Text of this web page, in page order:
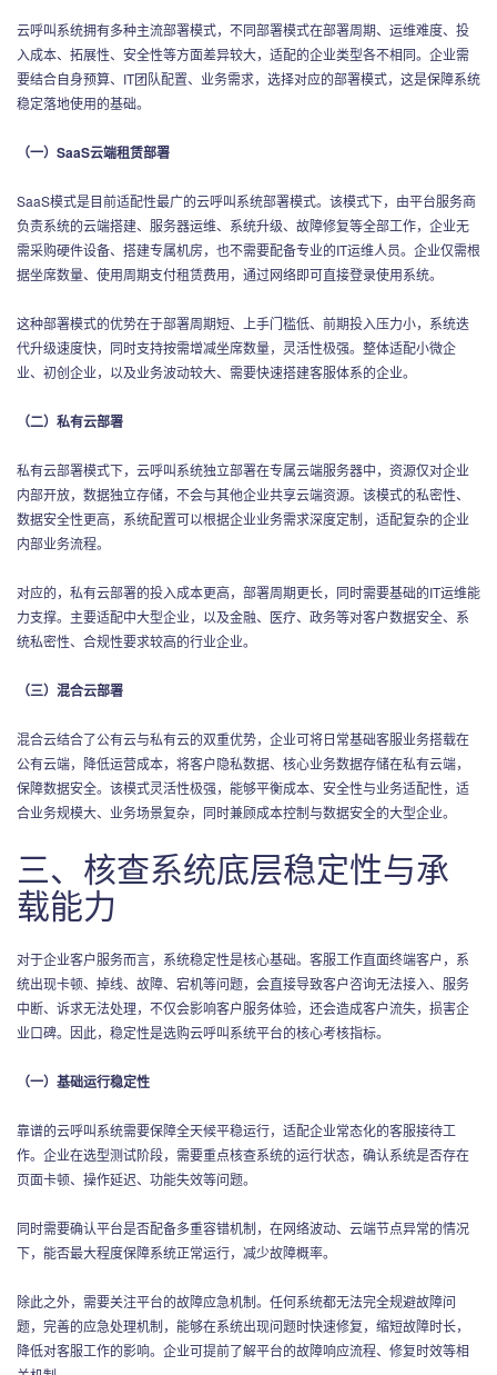
云呼叫系统拥有多种主流部署模式，不同部署模式在部署周期、运维难度、投
入成本、拓展性、安全性等方面差异较大，适配的企业类型各不相同。企业需
要结合自身预算、IT团队配置、业务需求，选择对应的部署模式，这是保障系统
稳定落地使用的基础。
（一）SaaS云端租赁部署
SaaS模式是目前适配性最广的云呼叫系统部署模式。该模式下，由平台服务商
负责系统的云端搭建、服务器运维、系统升级、故障修复等全部工作，企业无
需采购硬件设备、搭建专属机房，也不需要配备专业的IT运维人员。企业仅需根
据坐席数量、使用周期支付租赁费用，通过网络即可直接登录使用系统。
这种部署模式的优势在于部署周期短、上手门槛低、前期投入压力小，系统迭
代升级速度快，同时支持按需增减坐席数量，灵活性极强。整体适配小微企
业、初创企业，以及业务波动较大、需要快速搭建客服体系的企业。
（二）私有云部署
私有云部署模式下，云呼叫系统独立部署在专属云端服务器中，资源仅对企业
内部开放，数据独立存储，不会与其他企业共享云端资源。该模式的私密性、
数据安全性更高，系统配置可以根据企业业务需求深度定制，适配复杂的企业
内部业务流程。
对应的，私有云部署的投入成本更高，部署周期更长，同时需要基础的IT运维能
力支撑。主要适配中大型企业，以及金融、医疗、政务等对客户数据安全、系
统私密性、合规性要求较高的行业企业。
（三）混合云部署
混合云结合了公有云与私有云的双重优势，企业可将日常基础客服业务搭载在
公有云端，降低运营成本，将客户隐私数据、核心业务数据存储在私有云端，
保障数据安全。该模式灵活性极强，能够平衡成本、安全性与业务适配性，适
合业务规模大、业务场景复杂，同时兼顾成本控制与数据安全的大型企业。
三、核查系统底层稳定性与承
载能力
对于企业客户服务而言，系统稳定性是核心基础。客服工作直面终端客户，系
统出现卡顿、掉线、故障、宕机等问题，会直接导致客户咨询无法接入、服务
中断、诉求无法处理，不仅会影响客户服务体验，还会造成客户流失，损害企
业口碑。因此，稳定性是选购云呼叫系统平台的核心考核指标。
（一）基础运行稳定性
靠谱的云呼叫系统需要保障全天候平稳运行，适配企业常态化的客服接待工
作。企业在选型测试阶段，需要重点核查系统的运行状态，确认系统是否存在
页面卡顿、操作延迟、功能失效等问题。
同时需要确认平台是否配备多重容错机制，在网络波动、云端节点异常的情况
下，能否最大程度保障系统正常运行，减少故障概率。
除此之外，需要关注平台的故障应急机制。任何系统都无法完全规避故障问
题，完善的应急处理机制，能够在系统出现问题时快速修复，缩短故障时长，
降低对客服工作的影响。企业可提前了解平台的故障响应流程、修复时效等相